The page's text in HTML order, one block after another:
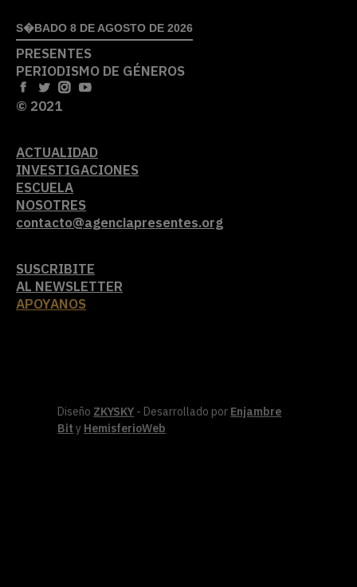
S�BADO 8 DE AGOSTO DE 2026
PRESENTES
PERIODISMO DE GÉNEROS
© 2021
ACTUALIDAD
INVESTIGACIONES
ESCUELA
NOSOTRES
contacto@agenciapresentes.org
SUSCRIBITE
AL NEWSLETTER
APOYANOS
Diseño ZKYSKY - Desarrollado por Enjambre
Bit y HemisferioWeb